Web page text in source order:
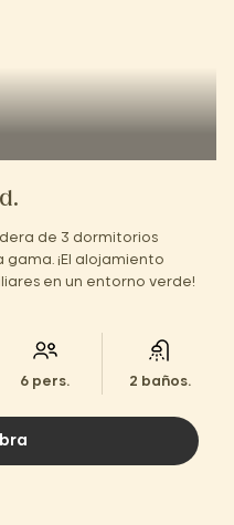
de 3 dormitorios
¡El alojamiento
en un entorno verde!
6 pers. 2 baños.